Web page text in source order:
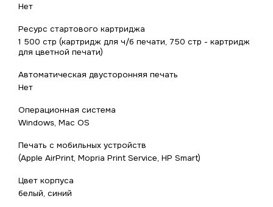
Нет
Ресурс стартового картриджа
1 500 стр (картридж для ч/б печати, 750 стр - картридж
для цветной печати)
Автоматическая двусторонняя печать
Нет
Операционная система
Windows, Mac OS
Печать с мобильных устройств
(Apple AirPrint, Mopria Print Service, HP Smart)
Цвет корпуса
белый, синий